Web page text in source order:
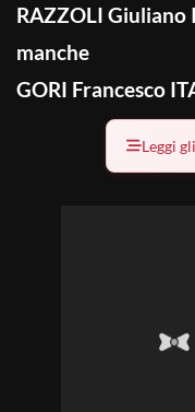
RAZZOLI Giuliano
manche
GORI Francesco
Leggi